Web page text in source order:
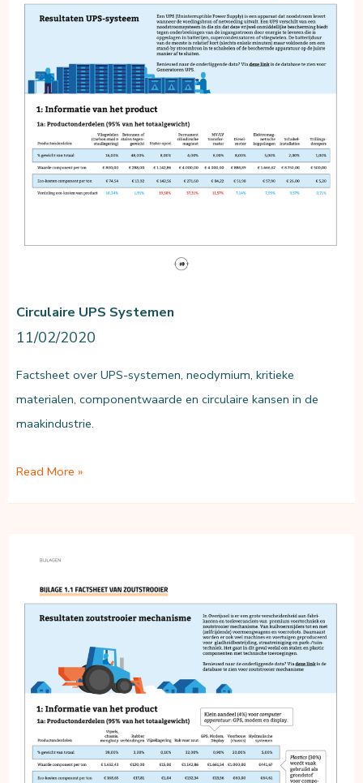
Circulaire UPS Systemen
11/02/2020
Factsheet over UPS-systemen, neodymium, kritieke
materialen, componentwaarde en circulaire kansen in de
maakindustrie.
Circulaire
Read More »